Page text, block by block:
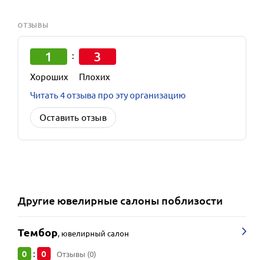
ОТЗЫВЫ
1
Хороших
: 3
Плохих
Читать 4 отзыва про эту организацию
Оставить отзыв
Другие ювелирные салоны поблизости
Тембор, ювелирный салон
0 : 0 Отзывы (0)